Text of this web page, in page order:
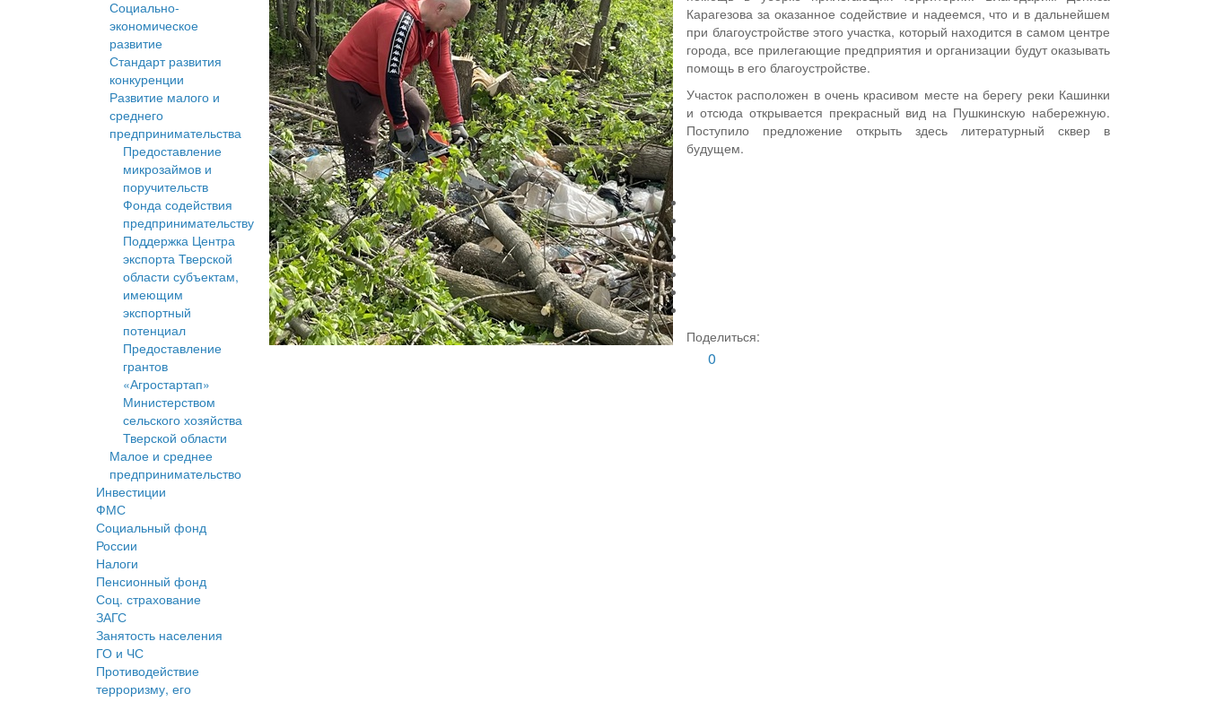
Социально-
экономическое
развитие
Стандарт развития
конкуренции
Развитие малого и
среднего
предпринимательства
Предоставление
микрозаймов и
поручительств
Фонда содействия
предпринимательству
Поддержка Центра
экспорта Тверской
области субъектам,
имеющим
экспортный
потенциал
Предоставление
грантов
«Агростартап»
Министерством
сельского хозяйства
Тверской области
Малое и среднее
предпринимательство
Инвестиции
ФМС
Социальный фонд
России
Налоги
Пенсионный фонд
Соц. страхование
ЗАГС
Занятость населения
ГО и ЧС
Противодействие
терроризму, его
Карагезова за оказанное содействие и надеемся, что и в дальнейшем
при благоустройстве этого участка, который находится в самом центре
города, все прилегающие предприятия и организации будут оказывать
помощь в его благоустройстве.
Участок расположен в очень красивом месте на берегу реки Кашинки
и отсюда открывается прекрасный вид на Пушкинскую набережную.
Поступило предложение открыть здесь литературный сквер в
будущем.
Поделиться:
0